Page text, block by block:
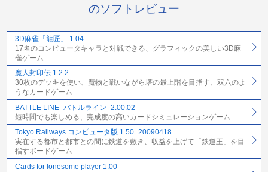
のソフトレビュー
3D麻雀「龍匠」 1.04
17名のコンピュータキャラと対戦できる、グラフィックの美しい3D麻
雀ゲーム
魔人封印伝 1.2.2
30枚のデッキを使い、魔物と戦いながら塔の最上階を目指す、双六のよ
うなカードゲーム
BATTLE LINE -バトルライン- 2.00.02
短時間でも楽しめる、完成度の高いカードシミュレーションゲーム
Tokyo Railways コンピュータ版 1.50_20090418
実在する都市と都市との間に鉄道を敷き、収益を上げて「鉄道王」を目
指すボードゲーム
Cards for lonesome player 1.00